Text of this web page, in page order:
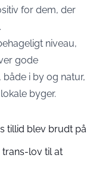
for dem, der
niveau,
gode
i by og natur,
byger.
tillid blev brudt på
trans-lov til at